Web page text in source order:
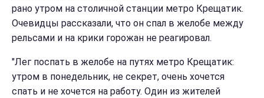
рано утром на столичной станции метро Крещатик.
Очевидцы рассказали, что он спал в желобе между
рельсами и на крики горожан не реагировал.
"Лег поспать в желобе на путях метро Крещатик:
утром в понедельник, не секрет, очень хочется
спать и не хочется на работу. Один из жителей